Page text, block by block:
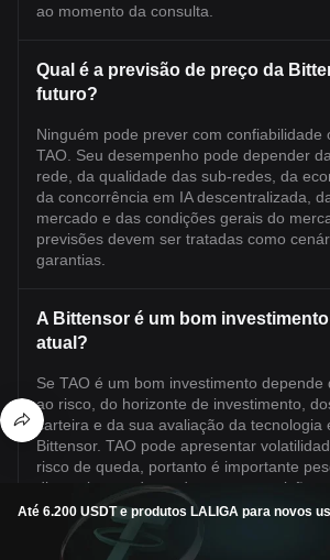
ao momento da consulta.
Qual é a previsão de preço da
futuro?
Ninguém pode prever com confiabilidade
TAO. Seu desempenho pode depender
rede, da qualidade das sub-redes, da
da concorrência em IA descentralizada,
mercado e das condições gerais do
previsões devem ser tratadas como
garantias.
A Bittensor é um bom
atual?
Se TAO é um bom investimento depende
ao risco, do horizonte de investimento,
carteira e da sua avaliação da tecnologia
Bittensor. TAO pode apresentar
risco de queda, portanto é importante
dimensionar adequadamente a posição,
resultado de investimento é garantido.
Até 6.200 USDT e produtos LALIGA para novos